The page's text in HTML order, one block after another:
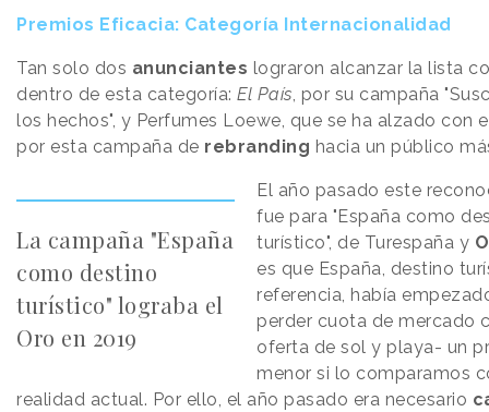
Premios Eficacia: Categoría Internacionalidad
Tan solo dos anunciantes lograron alcanzar la lista
dentro de esta categoría: El País, por su campaña
los hechos", y Perfumes Loewe, que se ha alzado con
por esta campaña de rebranding hacia un público
La campaña "España
como destino
turístico" lograba el
Oro en 2019
El año pasado este
fue para "España como
turístico", de Turespaña y
es que España, destino
referencia, había
perder cuota de mercado
oferta de sol y playa- un
menor si lo comparamos
realidad actual. Por ello, el año pasado era necesario